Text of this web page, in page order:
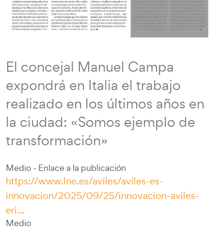
El concejal Manuel Campa
expondrá en Italia el trabajo
realizado en los últimos años en
la ciudad: «Somos ejemplo de
transformación»
Medio - Enlace a la publicación
https://www.lne.es/aviles/aviles-es-
innovacion/2025/09/25/innovacion-aviles-
eri…
Medio